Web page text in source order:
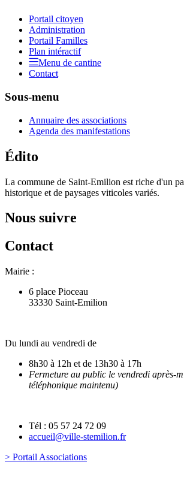
Portail citoyen
Administration
Portail Familles
Plan intéractif
Menu de cantine
Contact
Sous-menu
Annuaire des associations
Agenda des manifestations
Édito
La commune de Saint-Emilion est riche d'un
historique et de paysages viticoles variés.
Nous suivre
Contact
Mairie :
6 place Pioceau
33330 Saint-Emilion
Du lundi au vendredi de
8h30 à 12h et de 13h30 à 17h
Fermeture au public le vendredi après-
téléphonique maintenu)
Tél : 05 57 24 72 09
accueil@ville-stemilion.fr
> Portail Associations